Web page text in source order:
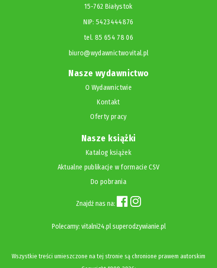
15-762 Białystok
NIP: 5423444876
tel. 85 654 78 06
biuro@wydawnictwovital.pl
Nasze wydawnictwo
O Wydawnictwie
Kontakt
Oferty pracy
Nasze książki
Katalog książek
Aktualne publikacje w formacie CSV
Do pobrania
Znajdź nas na:
Polecamy: vitalni24.pl superodzywianie.pl
Wszystkie treści umieszczone na tej stronie są chronione prawem autorskim